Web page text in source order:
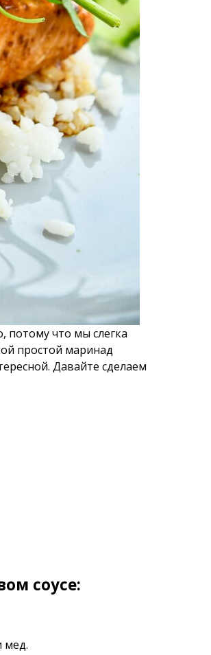
потому что мы слегка
простой маринад
Давайте сделаем
соусе:
мед.